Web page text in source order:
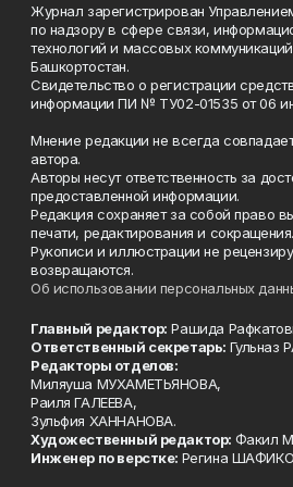
Журнал зарегистрирован
по надзору в сфере связи,
технологий и массовых
Башкортостан.
Свидетельство о регистрации
информации ПИ № ТУ02-01535 от 06
Мнение редакции не всегда
автора.
Авторы несут ответственность за
предоставленной информации.
Редакция сохраняет за собой право
печати, редактирования и сокращения.
Рукописи и иллюстрации не
возвращаются.
Об использовании персональных
Главный редактор: Рашида
Ответственный секретарь: Гульназ
Редакторы отделов:
Миляуша МУХАМЕТЬЯНОВА,
Раиля ГАЛЕЕВА,
Зульфия ХАННАНОВА.
Художественный редактор: Факил
Инженер по верстке: Регина